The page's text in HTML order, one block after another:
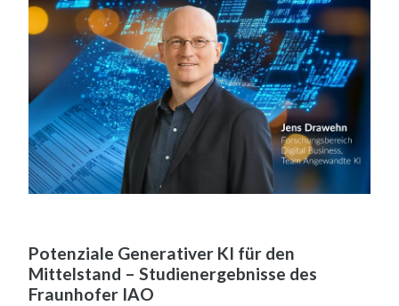
Potenziale Generativer KI für den
Mittelstand – Studienergebnisse des
Fraunhofer IAO